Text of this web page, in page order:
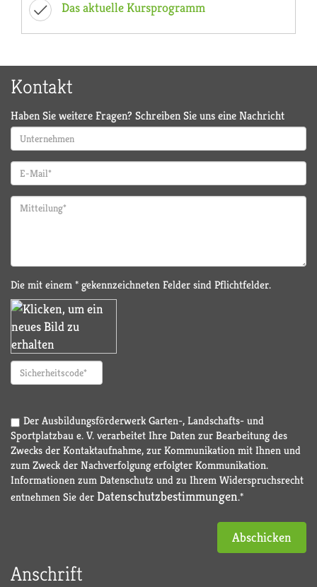
Das aktuelle Kursprogramm
Kontakt
Haben Sie weitere Fragen? Schreiben Sie uns eine Nachricht
Die mit einem * gekennzeichneten Felder sind Pflichtfelder.
Der Ausbildungsförderwerk Garten-, Landschafts- und
Sportplatzbau e. V. verarbeitet Ihre Daten zur Bearbeitung des
Zwecks der Kontaktaufnahme, zur Kommunikation mit Ihnen und
zum Zweck der Nachverfolgung erfolgter Kommunikation.
Informationen zum Datenschutz und zu Ihrem Widerspruchsrecht
entnehmen Sie der Datenschutzbestimmungen.*
Abschicken
Anschrift